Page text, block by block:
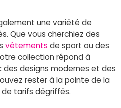
une variété de
Que vous cherchiez des
vêtements de sport ou des
collection répond à
designs modernes et des
rester à la pointe de la
tarifs dégriffés.